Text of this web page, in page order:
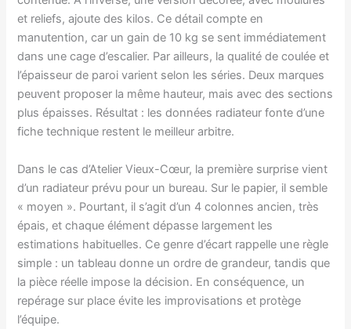
et reliefs, ajoute des kilos. Ce détail compte en
manutention, car un gain de 10 kg se sent immédiatement
dans une cage d’escalier. Par ailleurs, la qualité de coulée et
l’épaisseur de paroi varient selon les séries. Deux marques
peuvent proposer la même hauteur, mais avec des sections
plus épaisses. Résultat : les données radiateur fonte d’une
fiche technique restent le meilleur arbitre.
Dans le cas d’Atelier Vieux-Cœur, la première surprise vient
d’un radiateur prévu pour un bureau. Sur le papier, il semble
« moyen ». Pourtant, il s’agit d’un 4 colonnes ancien, très
épais, et chaque élément dépasse largement les
estimations habituelles. Ce genre d’écart rappelle une règle
simple : un tableau donne un ordre de grandeur, tandis que
la pièce réelle impose la décision. En conséquence, un
repérage sur place évite les improvisations et protège
l’équipe.